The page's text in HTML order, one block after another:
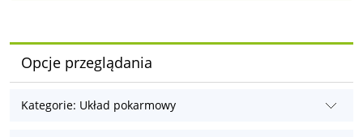
Opcje przeglądania
Kategorie: Układ pokarmowy